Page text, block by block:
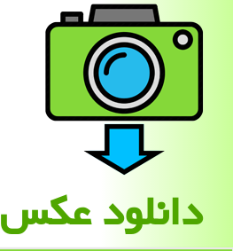
دانلود عكس